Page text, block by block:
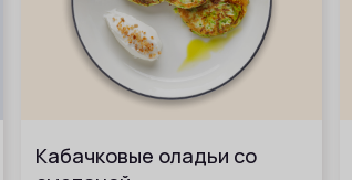
Кабачковые оладьи со